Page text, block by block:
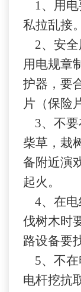
1、用
私拉乱接。
2、安
用电规章
护器，要
片（保险
3、不
柴草，栽
备附近演
起火。
4、在
伐树木时
路设备要
5、不
电杆挖抗